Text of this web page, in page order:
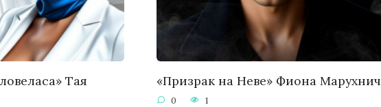
Тая
«Призрак на Неве» Фиона Марухнич
0 1